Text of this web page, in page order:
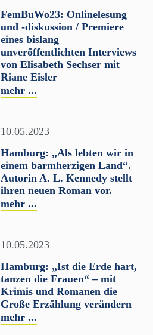
FemBuWo23: Onlinelesung
und -diskussion / Premiere
eines bislang
unveröffentlichten Interviews
von Elisabeth Sechser mit
Riane Eisler
mehr ...
10.05.2023
Hamburg: „Als lebten wir in
einem barmherzigen Land“.
Autorin A. L. Kennedy stellt
ihren neuen Roman vor.
mehr ...
10.05.2023
Hamburg: „Ist die Erde hart,
tanzen die Frauen“ – mit
Krimis und Romanen die
Große Erzählung verändern
mehr ...